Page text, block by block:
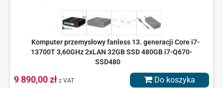
Komputer przemysłowy fanless 13. generacji Core i7-
13700T 3,60GHz 2xLAN 32GB SSD 480GB i7-Q670-
SSD480
9 890,00 zł z VAT Do koszyka